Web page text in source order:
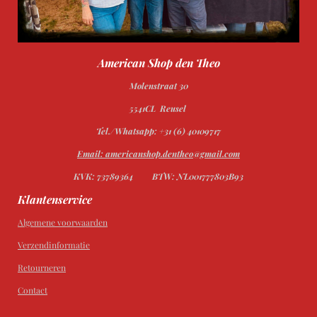
American Shop den Theo
Molenstraat 30
5541CL Reusel
Tel./Whatsapp: +31 (6) 40109717
Email: americanshop.dentheo@gmail.com
KVK: 73789364 BTW: NL001777803B93
Klantenservice
Algemene voorwaarden
Verzendinformatie
Retourneren
Contact